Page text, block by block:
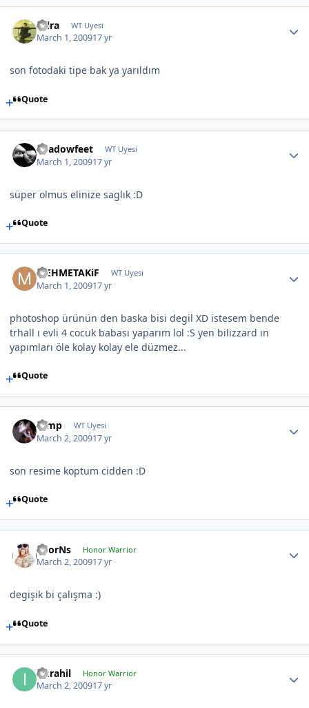
isilra WT Uyesi
March 1, 200917 yr
son fotodaki tipe bak ya yarıldım
Quote
Shadowfeet WT Uyesi
March 1, 200917 yr
süper olmus elinize saglık :D
Quote
MEHMETAKiF WT Uyesi
March 1, 200917 yr
photoshop ürünün den baska bisi degil XD istesem bende
trhall ı evli 4 cocuk babası yaparım lol :S yen bilizzard ın
yapımları öle kolay kolay ele düzmez...
Quote
Gimp WT Uyesi
March 2, 200917 yr
son resime koptum cidden :D
Quote
ThorNs Honor Warrior
March 2, 200917 yr
degişik bi çalışma :)
Quote
Imrahil Honor Warrior
March 2, 200917 yr